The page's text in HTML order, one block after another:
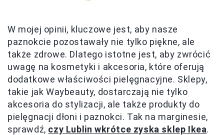
W mojej opinii, kluczowe jest, aby nasze
paznokcie pozostawały nie tylko piękne, ale
także zdrowe. Dlatego istotne jest, aby zwrócić
uwagę na kosmetyki i akcesoria, które oferują
dodatkowe właściwości pielęgnacyjne. Sklepy,
takie jak Waybeauty, dostarczają nie tylko
akcesoria do stylizacji, ale także produkty do
pielęgnacji dłoni i paznokci. Tak na marginesie,
sprawdź, czy Lublin wkrótce zyska sklep Ikea.